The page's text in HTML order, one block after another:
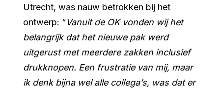
Utrecht, was nauw betrokken bij het
ontwerp: “Vanuit de OK vonden wij het
belangrijk dat het nieuwe pak werd
uitgerust met meerdere zakken inclusief
drukknopen. Een frustratie van mij, maar
ik denk bijna wel alle collega’s, was dat er